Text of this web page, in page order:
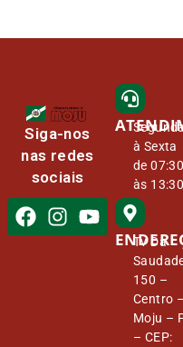
Siga-nos
nas redes
sociais
à Sexta
de 07:30
às 13:30
Tv Da
150 –
Centro –
Moju –
– CEP: